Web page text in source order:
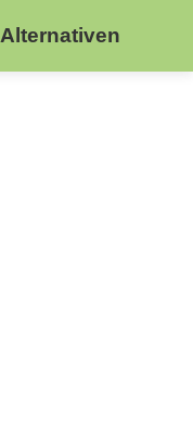
Alternativen